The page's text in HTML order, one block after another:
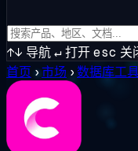
↑↓ 导航↵打开esc 关
首页 ›市场 ›数据库工